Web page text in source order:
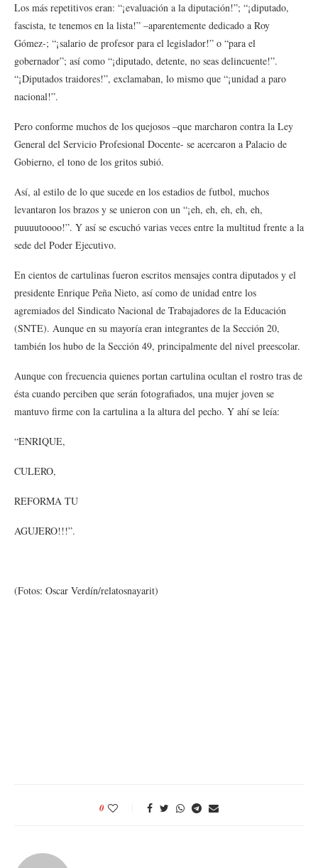
Los más repetitivos eran: “¡evaluación a la diputación!”; “¡diputado,
fascista, te tenemos en la lista!” –aparentemente dedicado a Roy
Gómez-; “¡salario de profesor para el legislador!” o “para el
gobernador”; así como “¡diputado, detente, no seas delincuente!”.
“¡Diputados traidores!”, exclamaban, lo mismo que “¡unidad a paro
nacional!”.
Pero conforme muchos de los quejosos –que marcharon contra la Ley
General del Servicio Profesional Docente- se acercaron a Palacio de
Gobierno, el tono de los gritos subió.
Así, al estilo de lo que sucede en los estadios de futbol, muchos
levantaron los brazos y se unieron con un “¡eh, eh, eh, eh, eh,
puuuutoooo!”. Y así se escuchó varias veces entre la multitud frente a la
sede del Poder Ejecutivo.
En cientos de cartulinas fueron escritos mensajes contra diputados y el
presidente Enrique Peña Nieto, así como de unidad entre los
agremiados del Sindicato Nacional de Trabajadores de la Educación
(SNTE). Aunque en su mayoría eran integrantes de la Sección 20,
también los hubo de la Sección 49, principalmente del nivel preescolar.
Aunque con frecuencia quienes portan cartulina ocultan el rostro tras de
ésta cuando perciben que serán fotografiados, una mujer joven se
mantuvo firme con la cartulina a la altura del pecho. Y ahí se leía:
“ENRIQUE,
CULERO,
REFORMA TU
AGUJERO!!!”.
(Fotos: Oscar Verdín/relatosnayarit)
0